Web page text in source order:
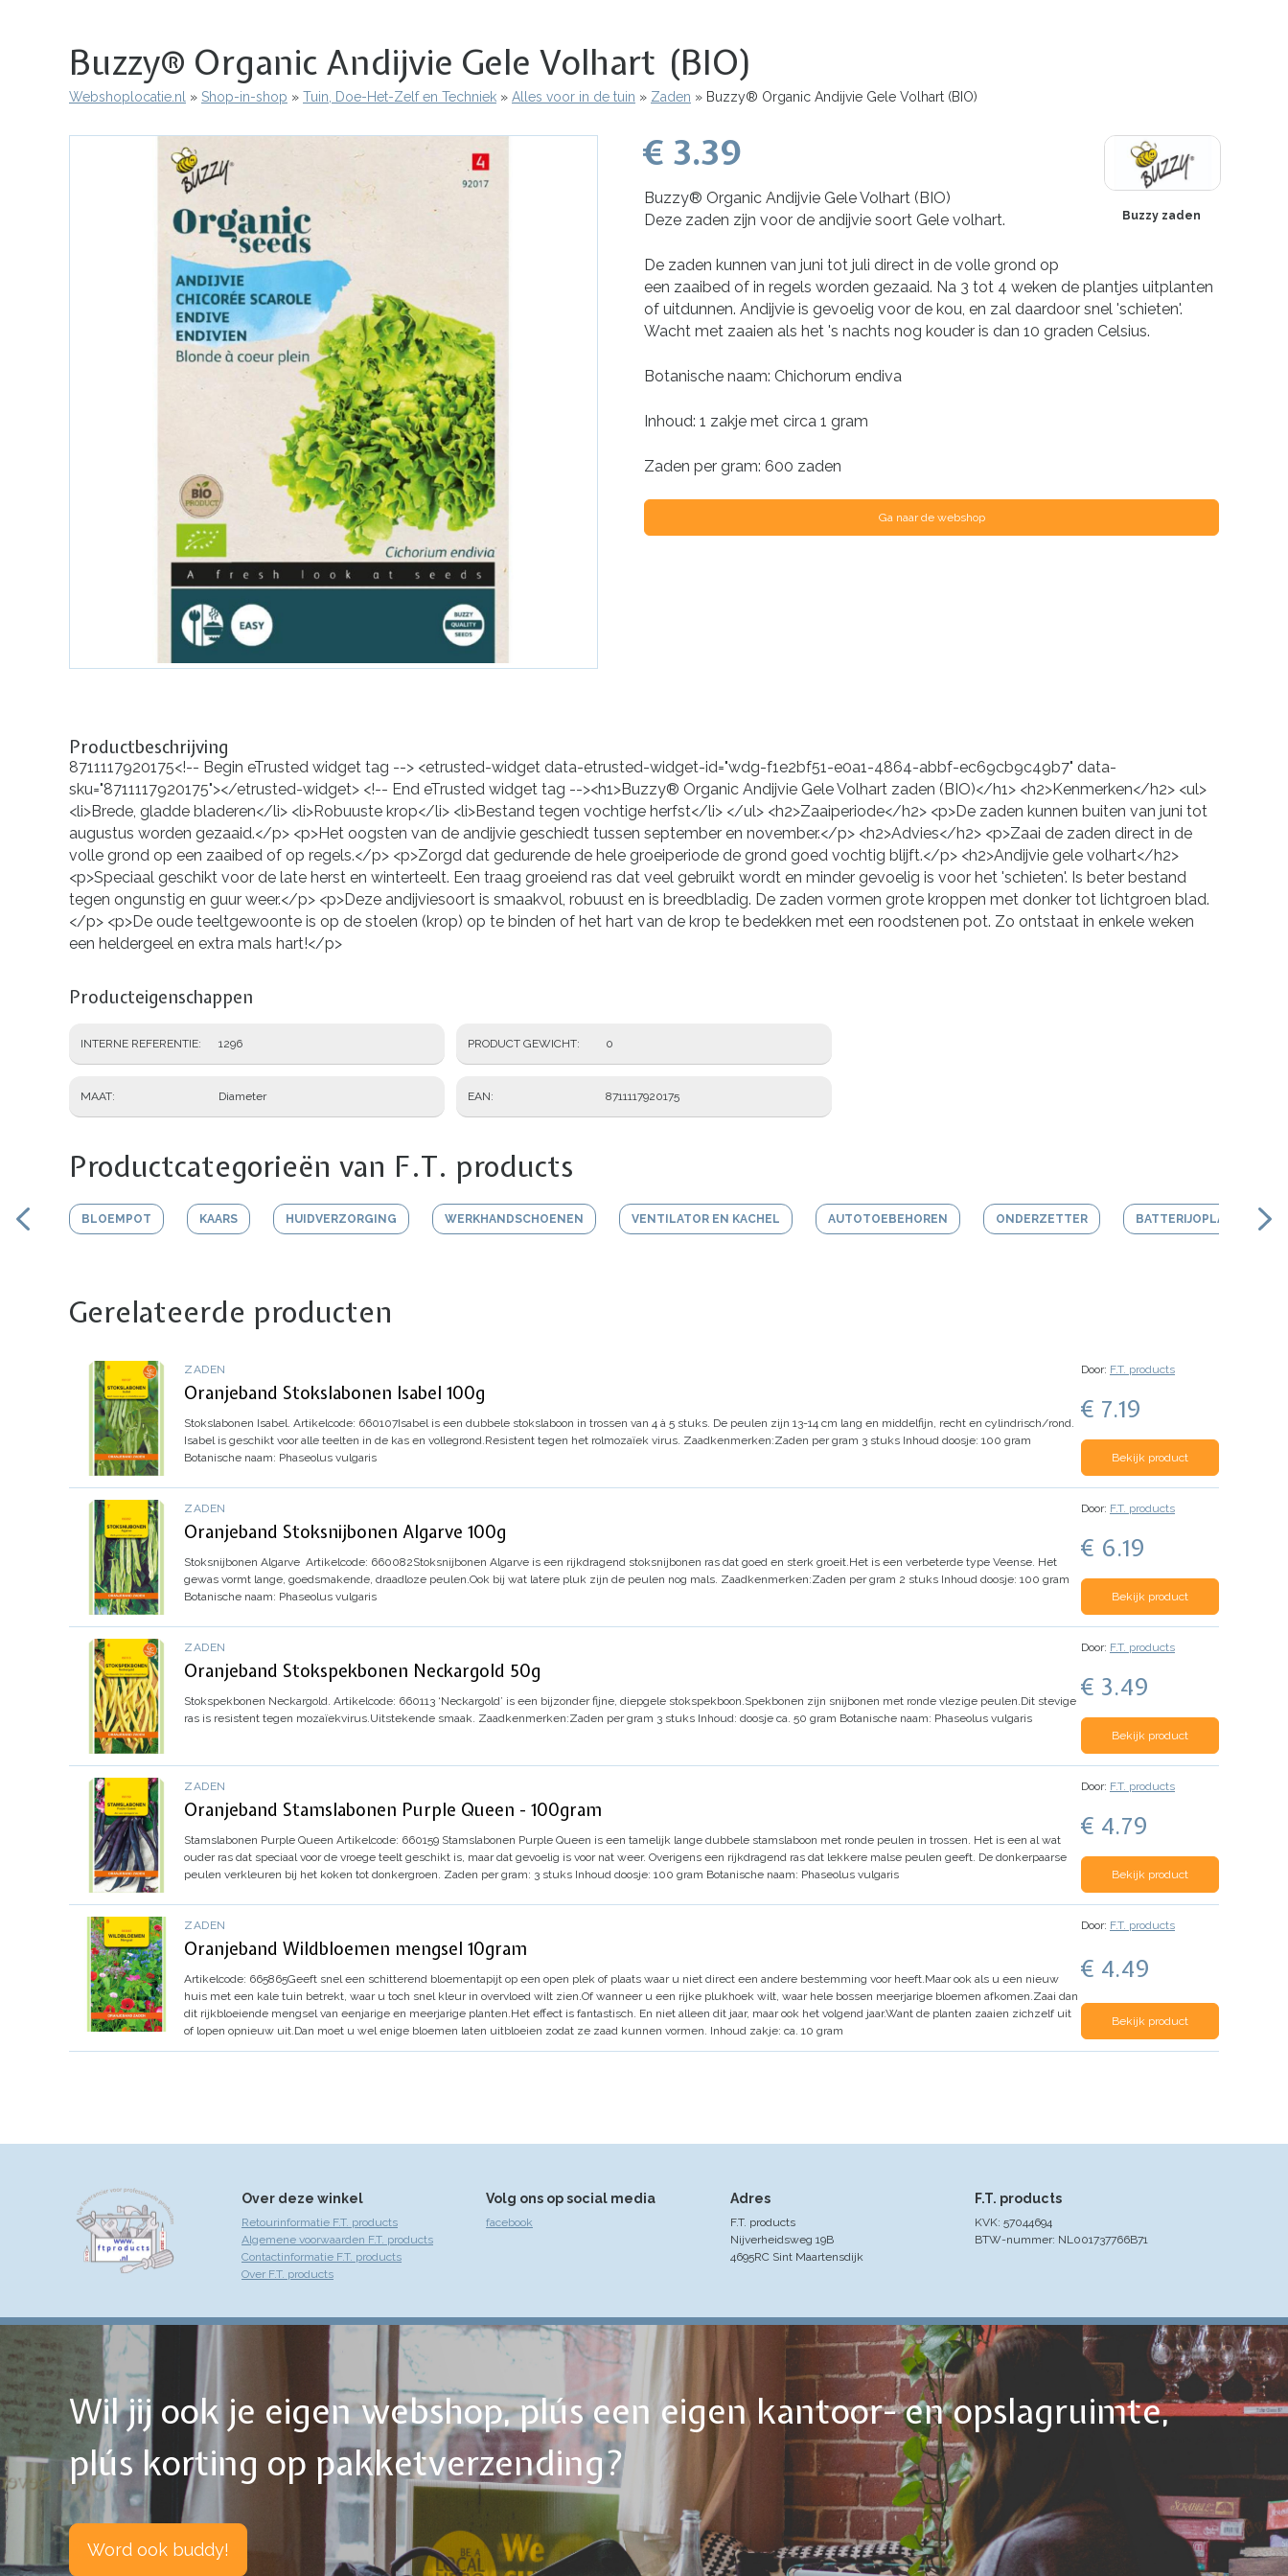
Buzzy® Organic Andijvie Gele Volhart (BIO)
Kruimelpad
Webshoplocatie.nl Shop-in-shop Tuin, Doe-Het-Zelf en Techniek Alles voor in de tuin Zaden Buzzy® Organic Andijvie Gele Volhart (BIO)
Buzzy zaden
€ 3.39
Buzzy® Organic Andijvie Gele Volhart (BIO)
Deze zaden zijn voor de andijvie soort Gele volhart.
De zaden kunnen van juni tot juli direct in de volle grond op
een zaaibed of in regels worden gezaaid. Na 3 tot 4 weken de plantjes uitplanten
of uitdunnen. Andijvie is gevoelig voor de kou, en zal daardoor snel 'schieten'.
Wacht met zaaien als het 's nachts nog kouder is dan 10 graden Celsius.
Botanische naam: Chichorum endiva
Inhoud: 1 zakje met circa 1 gram
Zaden per gram: 600 zaden
Ga naar de webshop
Productbeschrijving
8711117920175<!-- Begin eTrusted widget tag --> <etrusted-widget data-etrusted-widget-id="wdg-f1e2bf51-e0a1-4864-abbf-ec69cb9c49b7" data-
sku="8711117920175"></etrusted-widget> <!-- End eTrusted widget tag --><h1>Buzzy® Organic Andijvie Gele Volhart zaden (BIO)</h1> <h2>Kenmerken</h2> <ul>
<li>Brede, gladde bladeren</li> <li>Robuuste krop</li> <li>Bestand tegen vochtige herfst</li> </ul> <h2>Zaaiperiode</h2> <p>De zaden kunnen buiten van juni tot
augustus worden gezaaid.</p> <p>Het oogsten van de andijvie geschiedt tussen september en november.</p> <h2>Advies</h2> <p>Zaai de zaden direct in de
volle grond op een zaaibed of op regels.</p> <p>Zorgd dat gedurende de hele groeiperiode de grond goed vochtig blijft.</p> <h2>Andijvie gele volhart</h2>
<p>Speciaal geschikt voor de late herst en winterteelt. Een traag groeiend ras dat veel gebruikt wordt en minder gevoelig is voor het 'schieten'. Is beter bestand
tegen ongunstig en guur weer.</p> <p>Deze andijviesoort is smaakvol, robuust en is breedbladig. De zaden vormen grote kroppen met donker tot lichtgroen blad.
</p> <p>De oude teeltgewoonte is op de stoelen (krop) op te binden of het hart van de krop te bedekken met een roodstenen pot. Zo ontstaat in enkele weken
een heldergeel en extra mals hart!</p>
Producteigenschappen
INTERNE REFERENTIE 1296
MAAT Diameter
PRODUCT GEWICHT 0
EAN 8711117920175
Productcategorieën van F.T. products
BLOEMPOT KAARS HUIDVERZORGING WERKHANDSCHOENEN VENTILATOR EN KACHEL AUTOTOEBEHOREN ONDERZETTER BATTERIJOPLADER
Gerelateerde producten
ZADEN
Oranjeband Stokslabonen Isabel 100g
Stokslabonen Isabel. Artikelcode: 660107Isabel is een dubbele stokslaboon in trossen van 4 à 5 stuks. De peulen zijn 13-14 cm lang en middelfijn, recht en cylindrisch/rond.
Isabel is geschikt voor alle teelten in de kas en vollegrond.Resistent tegen het rolmozaïek virus. Zaadkenmerken:Zaden per gram 3 stuks Inhoud doosje: 100 gram
Botanische naam: Phaseolus vulgaris
Door: F.T. products
€ 7.19
Bekijk product
ZADEN
Oranjeband Stoksnijbonen Algarve 100g
Stoksnijbonen Algarve Artikelcode: 660082Stoksnijbonen Algarve is een rijkdragend stoksnijbonen ras dat goed en sterk groeit.Het is een verbeterde type Veense. Het
gewas vormt lange, goedsmakende, draadloze peulen.Ook bij wat latere pluk zijn de peulen nog mals. Zaadkenmerken:Zaden per gram 2 stuks Inhoud doosje: 100 gram
Botanische naam: Phaseolus vulgaris
Door: F.T. products
€ 6.19
Bekijk product
ZADEN
Oranjeband Stokspekbonen Neckargold 50g
Stokspekbonen Neckargold. Artikelcode: 660113 ‘Neckargold’ is een bijzonder fijne, diepgele stokspekboon.Spekbonen zijn snijbonen met ronde vlezige peulen.Dit stevige
ras is resistent tegen mozaïekvirus.Uitstekende smaak. Zaadkenmerken:Zaden per gram 3 stuks Inhoud: doosje ca. 50 gram Botanische naam: Phaseolus vulgaris
Door: F.T. products
€ 3.49
Bekijk product
ZADEN
Oranjeband Stamslabonen Purple Queen - 100gram
Stamslabonen Purple Queen Artikelcode: 660159 Stamslabonen Purple Queen is een tamelijk lange dubbele stamslaboon met ronde peulen in trossen. Het is een al wat
ouder ras dat speciaal voor de vroege teelt geschikt is, maar dat gevoelig is voor nat weer. Overigens een rijkdragend ras dat lekkere malse peulen geeft. De donkerpaarse
peulen verkleuren bij het koken tot donkergroen. Zaden per gram: 3 stuks Inhoud doosje: 100 gram Botanische naam: Phaseolus vulgaris
Door: F.T. products
€ 4.79
Bekijk product
ZADEN
Oranjeband Wildbloemen mengsel 10gram
Artikelcode: 665865Geeft snel een schitterend bloementapijt op een open plek of plaats waar u niet direct een andere bestemming voor heeft.Maar ook als u een nieuw
huis met een kale tuin betrekt, waar u toch snel kleur in overvloed wilt zien.Of wanneer u een rijke plukhoek wilt, waar hele bossen meerjarige bloemen afkomen.Zaai dan
dit rijkbloeiende mengsel van eenjarige en meerjarige planten.Het effect is fantastisch. En niet alleen dit jaar, maar ook het volgend jaar.Want de planten zaaien zichzelf uit
of lopen opnieuw uit.Dan moet u wel enige bloemen laten uitbloeien zodat ze zaad kunnen vormen. Inhoud zakje: ca. 10 gram
Door: F.T. products
€ 4.49
Bekijk product
Over deze winkel
Retourinformatie F.T. products
Algemene voorwaarden F.T. products
Contactinformatie F.T. products
Over F.T. products
Volg ons op social media
facebook
Adres
F.T. products
Nijverheidsweg 19B
4695RC Sint Maartensdijk
F.T. products
KVK: 57044694
BTW-nummer: NL001737766B71
Wil jij ook je eigen webshop, plús een eigen kantoor- en opslagruimte,
plús korting op pakketverzending?
Word ook buddy!